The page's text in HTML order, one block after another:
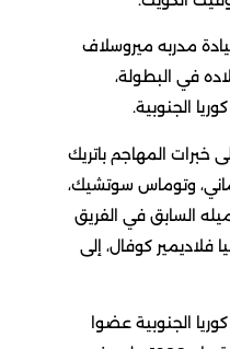
مدربه ميروسلاف
في البطولة،
الجنوبية.
خبرات المهاجم باتريك
وتوماس سوتشيك،
السابق في الفريق
فلاديمير كوفال، إلى
الجنوبية عضوا